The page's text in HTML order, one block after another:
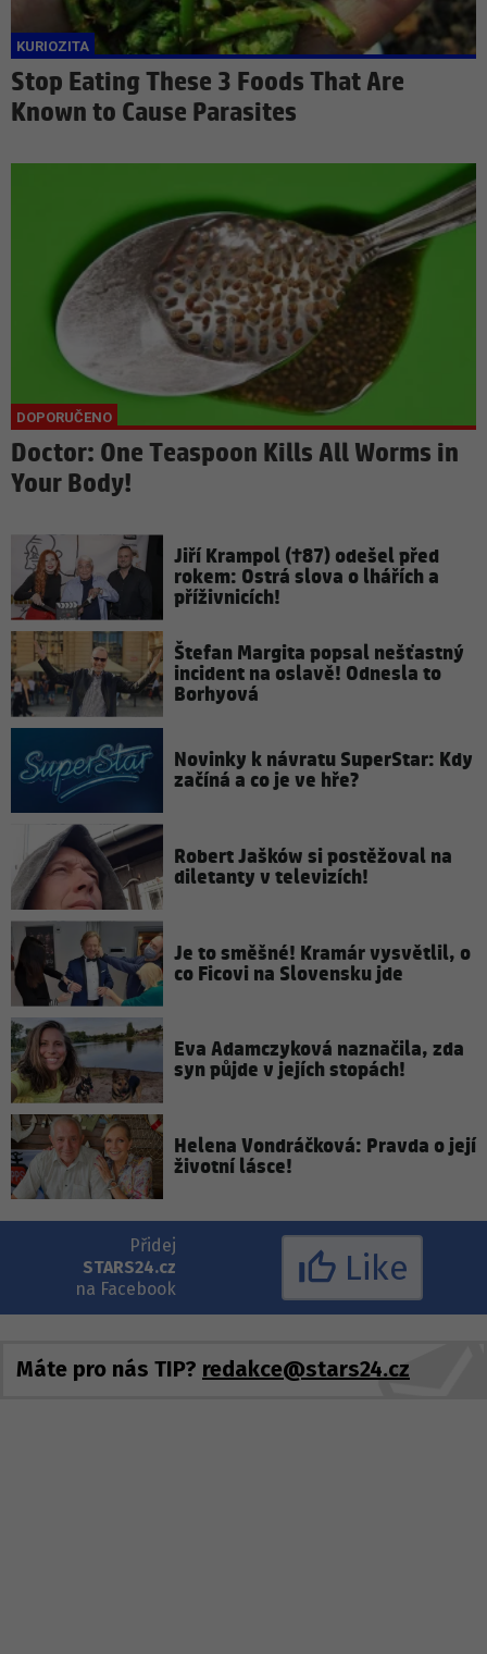
Stop Eating These 3 Foods That Are
Known to Cause Parasites
Doctor: One Teaspoon Kills All Worms in
Your Body!
Jiří Krampol (†87) odešel před
rokem: Ostrá slova o lhářích a
příživnicích!
Štefan Margita popsal nešťastný
incident na oslavě! Odnesla to
Borhyová
Novinky k návratu SuperStar: Kdy
začíná a co je ve hře?
Robert Jašków si postěžoval na
diletanty v televizích!
Je to směšné! Kramár vysvětlil, o
co Ficovi na Slovensku jde
Eva Adamczyková naznačila, zda
syn půjde v jejích stopách!
Helena Vondráčková: Pravda o její
životní lásce!
Přidej
STARS24.cz
na Facebook
Like
Máte pro nás TIP? redakce@stars24.cz